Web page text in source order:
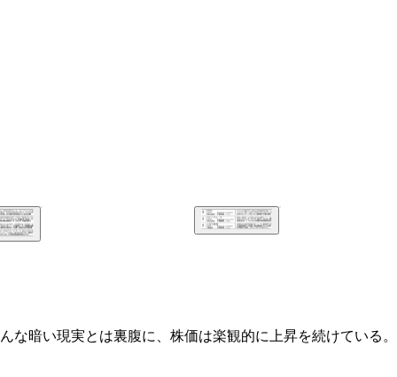
暗い現実とは裏腹に、株価は楽観的に上昇を続けている。